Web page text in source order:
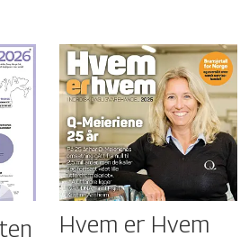
Hvem er Hvem